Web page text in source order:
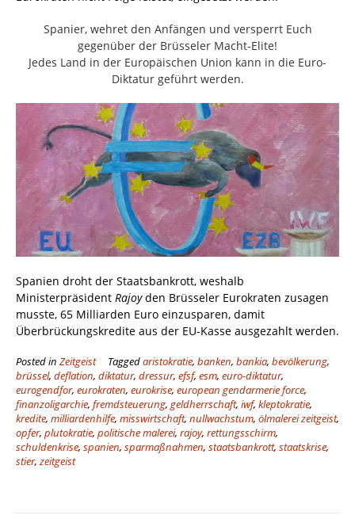
Spanier, wehret den Anfängen und versperrt Euch
gegenüber der Brüsseler Macht-Elite!
Jedes Land in der Europäischen Union kann in die Euro-
Diktatur geführt werden.
Spanien droht der Staatsbankrott, weshalb
Ministerpräsident Rajoyden Brüsseler Eurokraten zusagen
musste, 65 Milliarden Euro einzusparen, damit
Überbrückungskredite aus der EU-Kasse ausgezahlt werden.
Posted in Zeitgeist Taggedaristokratie, banken, bankia, bevölkerung,
brüssel, deflation, diktatur, dressur, efsf, esm, euro-diktatur,
eurogendfor, eurokraten, eurokrise, european gendarmerie force,
finanzoligarchie, fremdsteuerung, geldherrschaft, iwf, kleptokratie,
kredite, milliardenhilfe, misswirtschaft, nullwachstum, ölmalerei zeitgeist,
opfer, plutokratie, politische malerei, rajoy, rettungsschirm,
schuldenkrise, spanien, sparmaßnahmen, staatsbankrott, staatskrise,
stier, zeitgeist